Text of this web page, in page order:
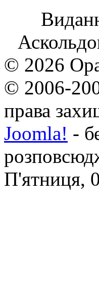
© 2026
© 2006-
права
Joomla! -
П'ятниця,